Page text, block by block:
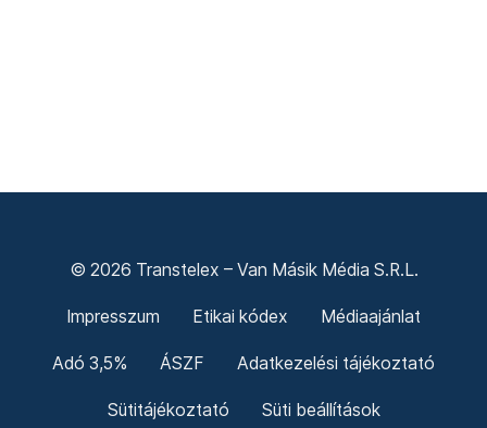
© 2026 Transtelex – Van Másik Média S.R.L.
Impresszum Etikai kódex Médiaajánlat
Adó 3,5% ÁSZF Adatkezelési tájékoztató
Sütitájékoztató Süti beállítások